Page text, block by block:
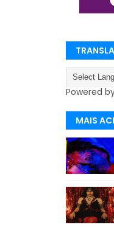
Powered
MAIS